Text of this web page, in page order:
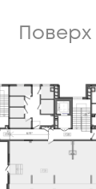
Поверх